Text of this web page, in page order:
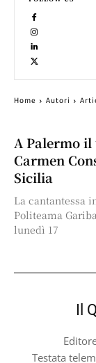
A Palermo
Carmen
Sicilia
La cantantessa
Politeama
lunedì 17
Home Autori
Il
Testata